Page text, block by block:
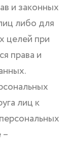
и законных
либо для
целей при
права и
лиц к
–